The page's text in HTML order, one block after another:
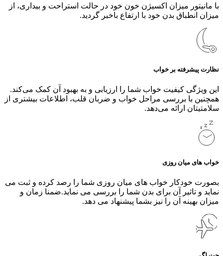
با مانیتور میزان اکسیژن خون خود در حالت استراحت و بیداری، از
میزان انطباق بدن خود با ارتفاع باخبر گردید.
نظارت پیشرفته بر خواب
این ویژگی کیفیت خواب شما را ارزیابی و به بهبود آن کمک می‌کند.
همچنین با بررسی مراحل خواب و ضربان قلب، اطلاعات بیشتری از
سلامتیتان ارائه می‌دهد.
خواب های میان روزی
بصورت خودکار خواب های میان روزی شما را رصد کرده و ثبت می
نماید و تاثیر آن برای بدن شما را بررسی می نماید.ضمنا زمان و
میزان بهینه آن را نیز بشما پیشنهاد می دهد.